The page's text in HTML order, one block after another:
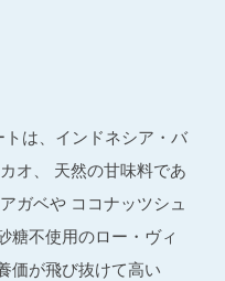
は、インドネシア・バ
オ、 天然の甘味料であ
ガベや ココナッツシュ
糖不使用のロー・ヴィ
価が飛び抜けて高い